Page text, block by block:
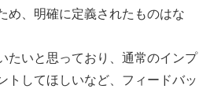
め、明確に定義されたものはな
たいと思っており、通常のインプ
トしてほしいなど、フィードバッ